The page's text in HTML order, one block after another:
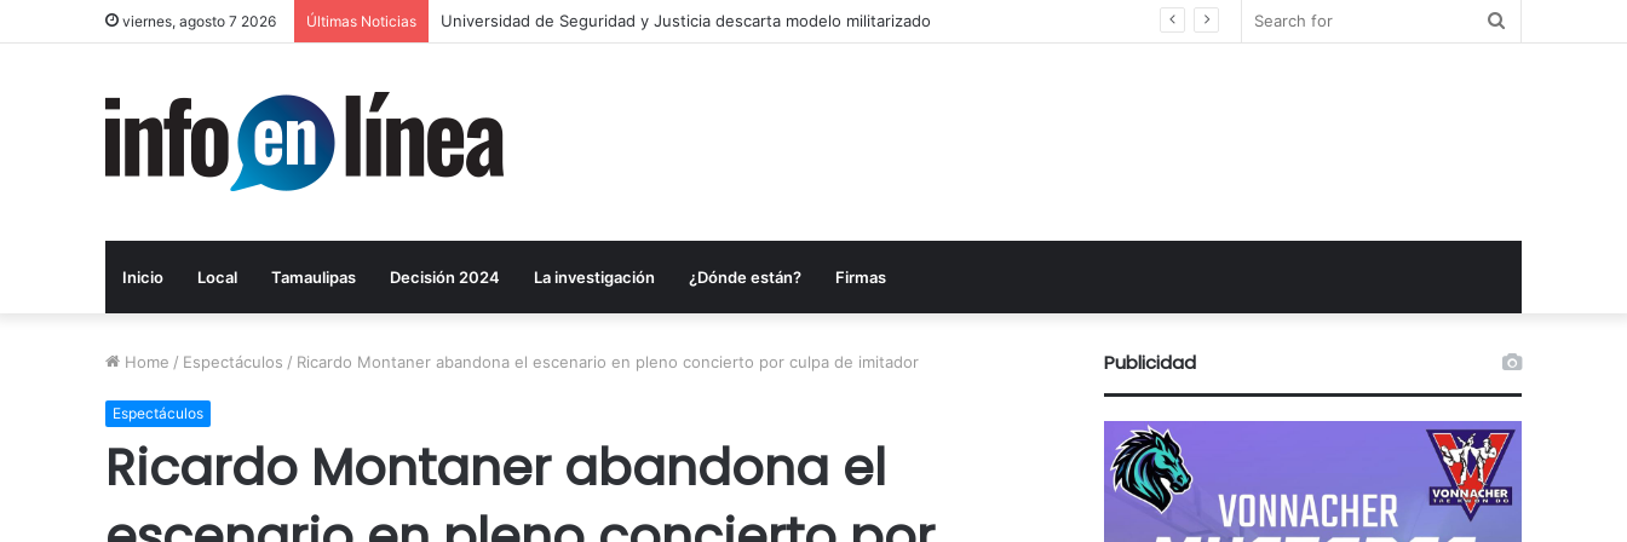
viernes, agosto 7 2026 Últimas Noticias Layda Sansores anuncia acciones para fortalecer sectores en Campeche
Inicio Local Tamaulipas Decisión 2024 La investigación ¿Dónde están? Firmas
Home / Espectáculos / Ricardo Montaner abandona el escenario en pleno concierto por culpa de imitador
Espectáculos
Ricardo Montaner abandona el
Publicidad